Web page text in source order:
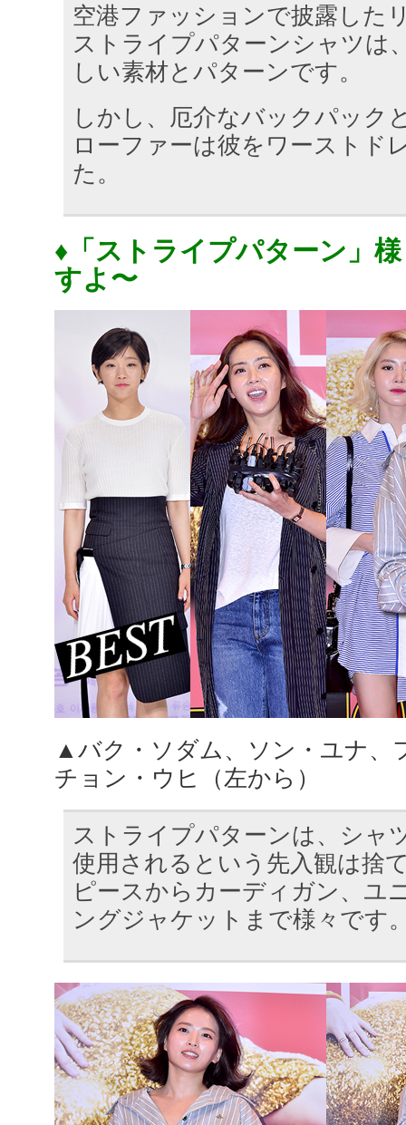
空港ファッションで披露した
ストライプパターンシャツは
しい素材とパターンです。
しかし、厄介なバックパック
ローファーは彼をワーストド
た。
♦「ストライプパターン」
すよ〜
▲バク・ソダム、ソン・ユナ、
チョン・ウヒ（左から）
ストライプパターンは、シャ
使用されるという先入観は捨
ピースからカーディガン、ユ
ングジャケットまで様々です